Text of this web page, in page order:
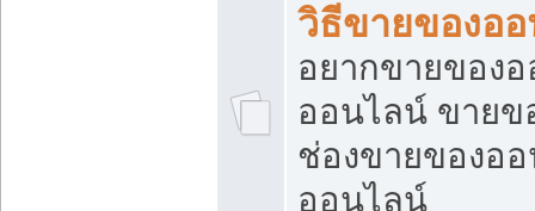
วิธีขายของอ
อยากขายของ
ออนไลน์ ขายข
ช่องขายของอ
ออนไลน์